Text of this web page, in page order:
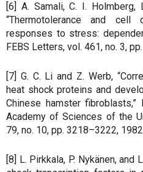
[6] A. Samali, C. I. Holmberg,
“Thermotolerance and
responses to stress:
FEBS Letters, vol. 461, no. 3,
[7] G. C. Li and Z. Werb,
heat shock proteins and
Chinese hamster
Academy of Sciences of the
79, no. 10, pp. 3218–3222,
[8] L. Pirkkala, P. Nykänen,